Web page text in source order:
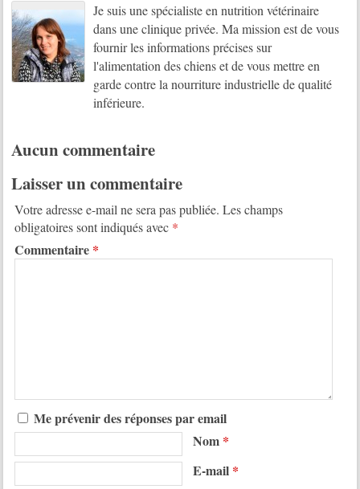
Je suis une spécialiste en nutrition vétérinaire
dans une clinique privée. Ma mission est de vous
fournir les informations précises sur
l'alimentation des chiens et de vous mettre en
garde contre la nourriture industrielle de qualité
inférieure.
Aucun commentaire
Laisser un commentaire
Votre adresse e-mail ne sera pas publiée. Les champs
obligatoires sont indiqués avec *
Commentaire *
Me prévenir des réponses par email
Nom *
E-mail *